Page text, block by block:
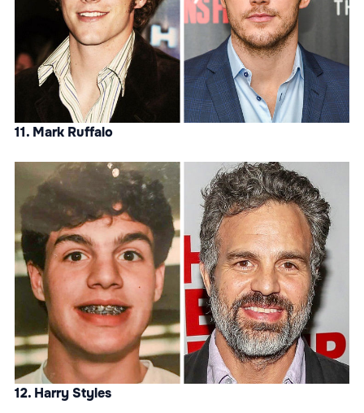
11. Mark Ruffalo
12. Harry Styles